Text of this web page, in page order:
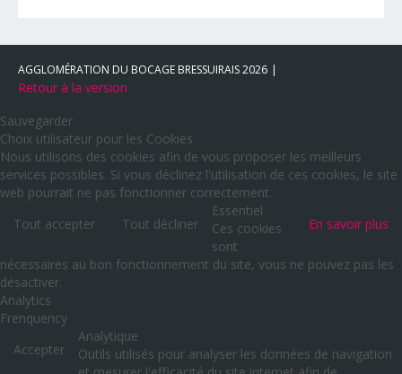
AGGLOMÉRATION DU BOCAGE BRESSUIRAIS2026
Retour à la version
Sauvegarder
Choix utilisateur pour les Cookies
Nous utilisons des cookies afin de vous proposer les meilleurs
services possibles. Si vous déclinez l'utilisation de ces cookies, le site
web pourrait ne pas fonctionner correctement.
Tout accepter
Tout décliner En savoir plus
Essentiel
Ces cookies
sont
nécessaires au bon fonctionnement du site, vous ne pouvez pas les
désactiver.
Analytics
Frenquency
Accepter
Analytique
Outils utilisés pour analyser les données de navigation